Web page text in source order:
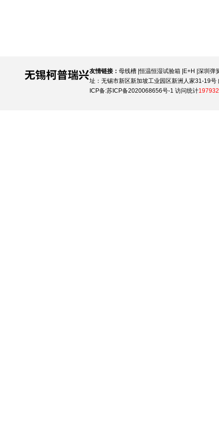
友情链接： 母线槽 |恒温恒湿试验箱 E+H 深圳弹
址：无锡市新区新加坡工业园区新洲人家31-19号
ICP备:苏ICP备2020068656号-1 访问统计197932